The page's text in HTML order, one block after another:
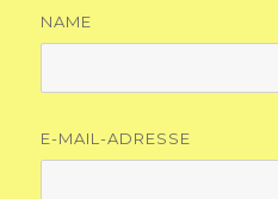
NAME
E-MAIL-ADRESSE